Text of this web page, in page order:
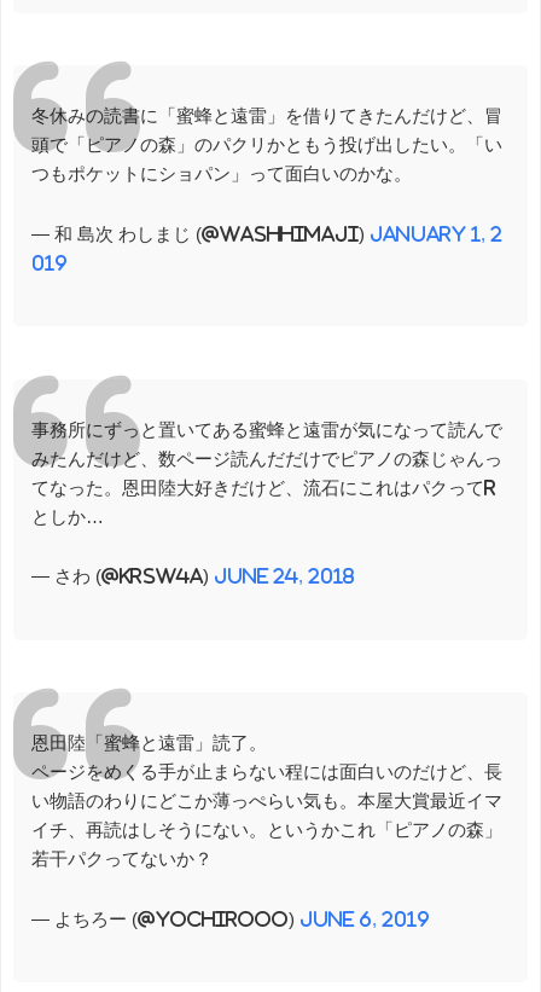
冬休みの読書に「蜜蜂と遠雷」を借りてきたんだけど、冒
頭で「ピアノの森」のパクリかともう投げ出したい。「い
つもポケットにショパン」って面白いのかな。
— 和 島次 わしまじ (@washhimaji) January 1, 2
019
事務所にずっと置いてある蜜蜂と遠雷が気になって読んで
みたんだけど、数ページ読んだだけでピアノの森じゃんっ
てなった。恩田陸大好きだけど、流石にこれはパクってr
としか…
— さわ (@krsw4a) June 24, 2018
恩田陸「蜜蜂と遠雷」読了。
ページをめくる手が止まらない程には面白いのだけど、長
い物語のわりにどこか薄っぺらい気も。本屋大賞最近イマ
イチ、再読はしそうにない。というかこれ「ピアノの森」
若干パクってないか？
— よちろー (@yochirooo) June 6, 2019